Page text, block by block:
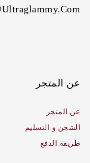
عن المتجر
عن المتجر
الشحن و التسليم
طريقة الدفع